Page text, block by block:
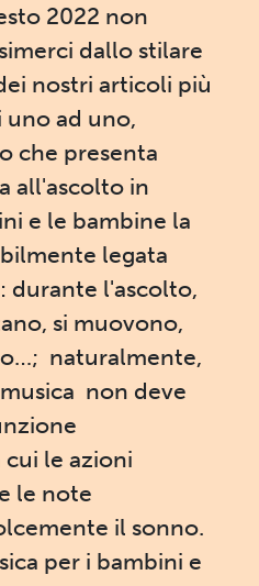
2022 non
dallo stilare
nostri articoli più
ad uno,
che presenta
all'ascolto in
e le bambine la
legata
durante l'ascolto,
si muovono,
naturalmente,
non deve
le azioni
le note
il sonno.
per i bambini e